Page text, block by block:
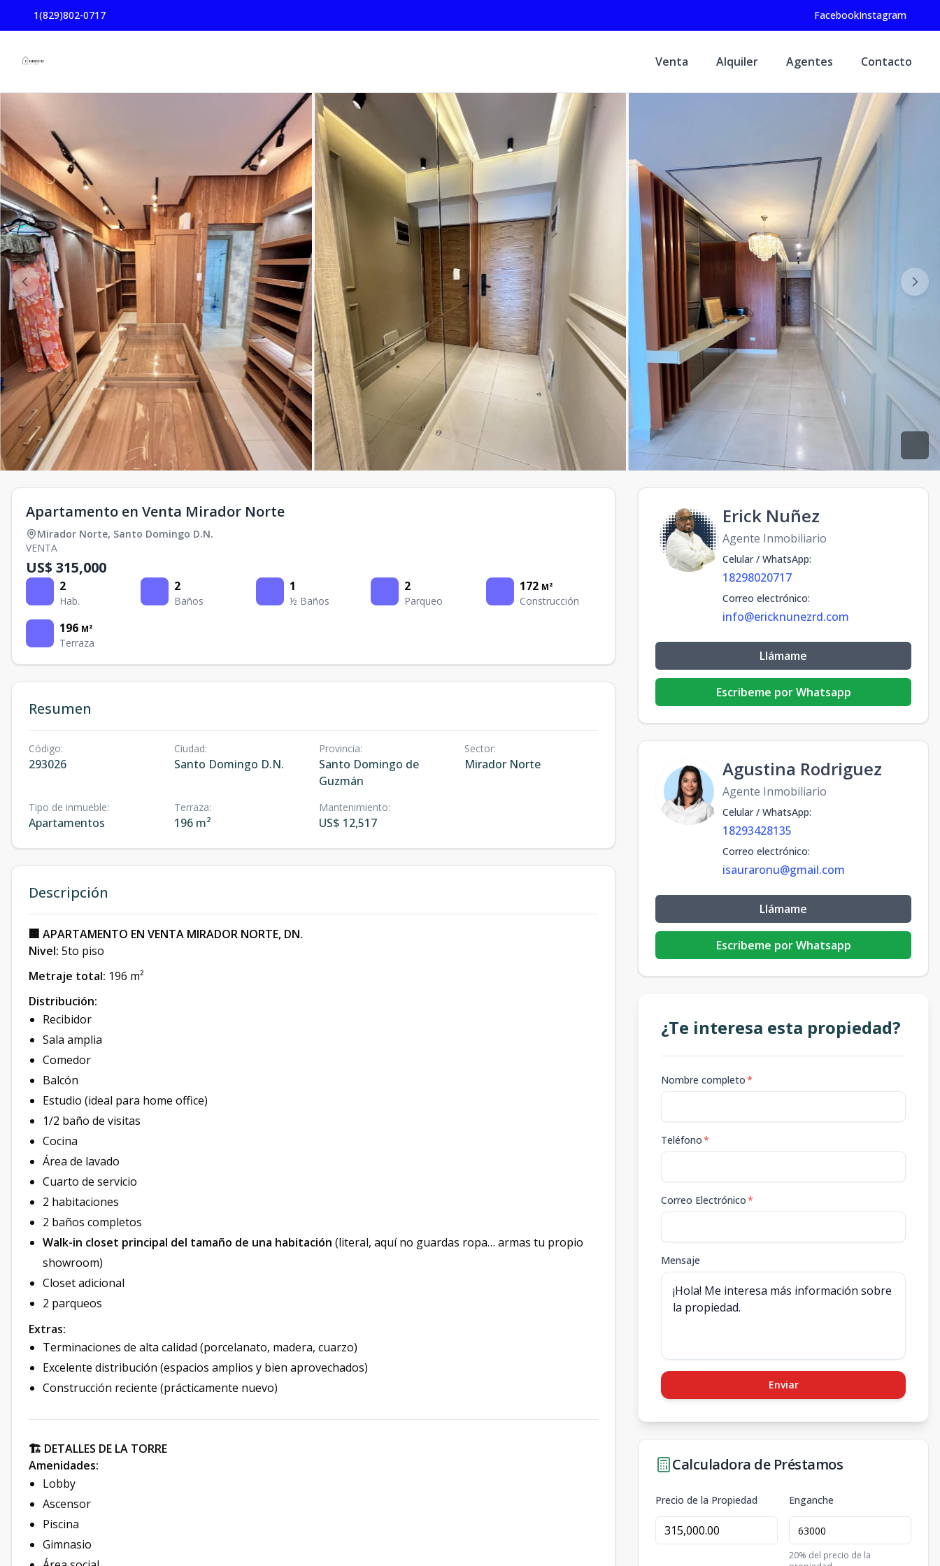
1(829)802-0717 FacebookInstagram
Venta Alquiler Agentes Contacto
Apartamento en Venta Mirador Norte
Mirador Norte, Santo Domingo D.N.
VENTA
US$ 315,000
2
Hab.
2
Baños
1
½ Baños
2
Parqueo
172 M²
Construcción
196 M²
Terraza
Resumen
Código:
293026
Ciudad:
Santo Domingo D.N.
Provincia:
Santo Domingo de
Guzmán
Sector:
Mirador Norte
Tipo de inmueble:
Apartamentos
Terraza:
196 m²
Mantenimiento:
US$ 12,517
Descripción
🏢 APARTAMENTO EN VENTA MIRADOR NORTE, DN.
Nivel: 5to piso
Metraje total: 196 m²
Distribución:
Recibidor
Sala amplia
Comedor
Balcón
Estudio (ideal para home office)
1/2 baño de visitas
Cocina
Área de lavado
Cuarto de servicio
2 habitaciones
2 baños completos
Walk-in closet principal del tamaño de una habitación (literal, aquí no guardas ropa… armas tu propio
showroom)
Closet adicional
2 parqueos
Extras:
Terminaciones de alta calidad (porcelanato, madera, cuarzo)
Excelente distribución (espacios amplios y bien aprovechados)
Construcción reciente (prácticamente nuevo)
🏗️ DETALLES DE LA TORRE
Amenidades:
Lobby
Ascensor
Piscina
Gimnasio
Erick Nuñez
Agente Inmobiliario
Celular / WhatsApp:
18298020717
Correo electrónico:
info@ericknunezrd.com
Llámame
Escribeme por Whatsapp
Agustina Rodriguez
Agente Inmobiliario
Celular / WhatsApp:
18293428135
Correo electrónico:
isauraronu@gmail.com
Llámame
Escribeme por Whatsapp
¿Te interesa esta propiedad?
Nombre completo*
Teléfono*
Correo Electrónico*
Mensaje
Enviar
Calculadora de Préstamos
Precio de la Propiedad Enganche
20% del precio de la